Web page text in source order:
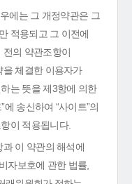
에는 그 개정약관은 그
적용되고 그 이전에
전의 약관조항이
을 체결한 이용자가
는 뜻을 제3항에 의한
송신하여 “사이트”의
이 적용됩니다.
이 약관의 해석에
자보호에 관한 법률,